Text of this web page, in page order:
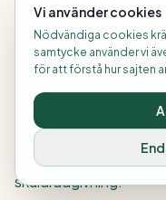
prövning. Det är
Källa:Kronofogden —
ett viktigt alternativ
skuldproblem, men
Kronofogden eller
skuldrådgivning.
Vi använder cookies
Nödvändiga cookies
samtycke använder vi
för att förstå hur sajten